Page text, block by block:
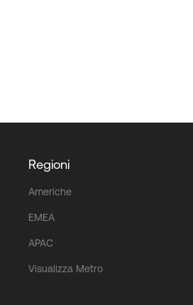
Regioni
Americhe
EMEA
APAC
Visualizza Metro